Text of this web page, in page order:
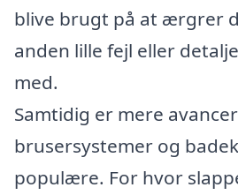
blive brugt på at ærgrer
anden lille fejl eller
med.
Samtidig er mere
brusersystemer og
populære. For hvor